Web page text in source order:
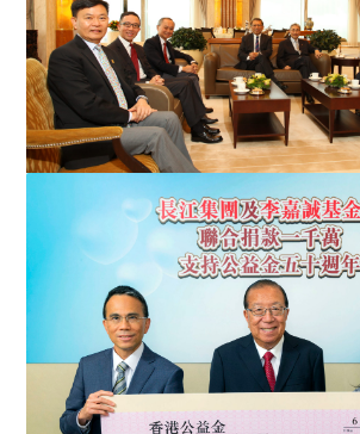
李嘉誠基金會+醫管局 +兩醫學院合作
醫療計劃 襄助「夾心基層...